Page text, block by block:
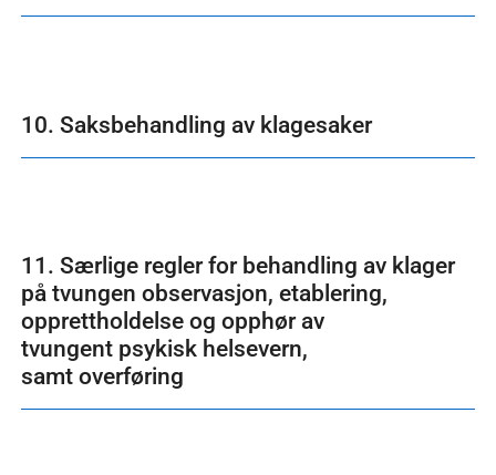
10. Saksbehandling av klagesaker
11. Særlige regler for behandling av klager
på tvungen observasjon, etablering,
opprettholdelse og opphør av
tvungent psykisk helsevern,
samt overføring